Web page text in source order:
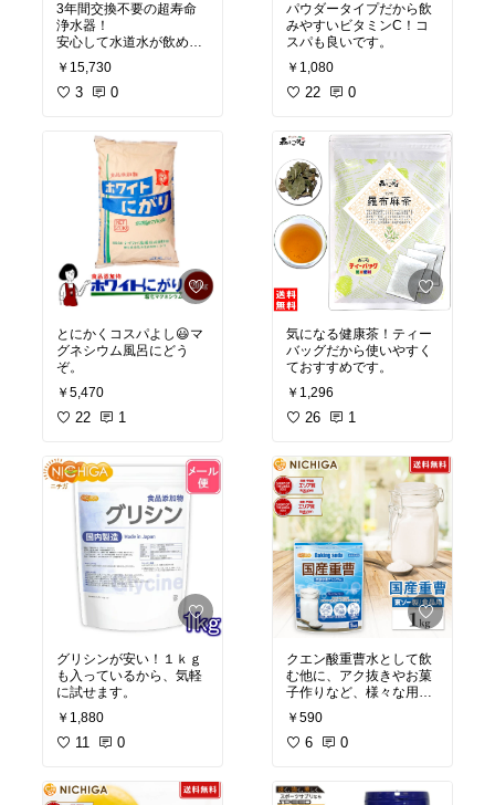
3年間交換不要の超寿命
浄水器！
安心して水道水が飲める
ようになります✨
水がまろやかに美味しく
なります。
￥15,730
3 0
とにかくコスパよし😃マ
グネシウム風呂にどう
ぞ。
￥5,470
22 1
グリシンが安い！１ｋｇ
も入っているから、気軽
に試せます。
￥1,880
11 0
パウダータイプだから飲
みやすいビタミンC！コ
スパも良いです。
￥1,080
22 0
気になる健康茶！ティー
バッグだから使いやすく
ておすすめです。
￥1,296
26 1
クエン酸重曹水として飲
む他に、アク抜きやお菓
子作りなど、様々な用途
に使えます。
こちらも国産だから安
心！
￥590
6 0